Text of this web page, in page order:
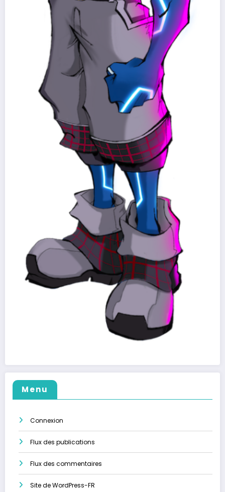
Menu
Connexion
Flux des publications
Flux des commentaires
Site de WordPress-FR